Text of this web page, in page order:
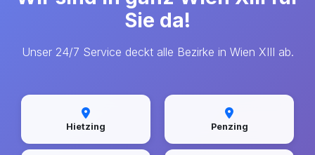
Sie da!
Unser 24/7 Service deckt alle Bezirke in Wien XIII ab.
Hietzing Penzing